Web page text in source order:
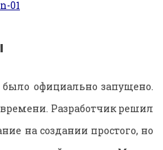
официально запущено.
Разработчик решил
на создании простого, но